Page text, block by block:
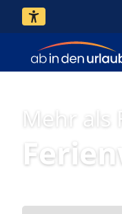
Mehr als